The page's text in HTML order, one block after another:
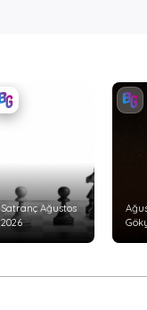
Satranç Ağustos
2026